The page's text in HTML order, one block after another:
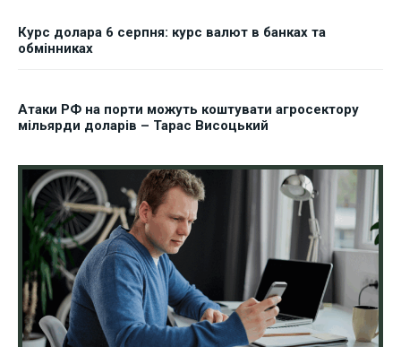
Курс долара 6 серпня: курс валют в банках та
обмінниках
Атаки РФ на порти можуть коштувати агросектору
мільярди доларів – Тарас Висоцький